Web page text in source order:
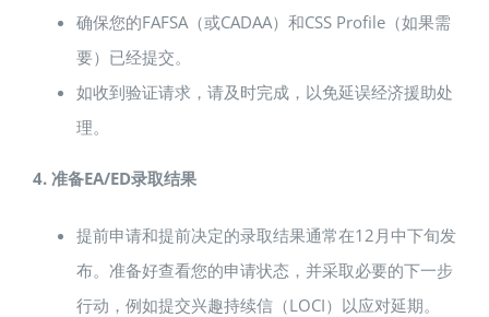
确保您的FAFSA（或CADAA）和CSS Profile（如果需
要）已经提交。
如收到验证请求，请及时完成，以免延误经济援助处
理。
4. 准备EA/ED录取结果
提前申请和提前决定的录取结果通常在12月中下旬发
布。准备好查看您的申请状态，并采取必要的下一步
行动，例如提交兴趣持续信（LOCI）以应对延期。